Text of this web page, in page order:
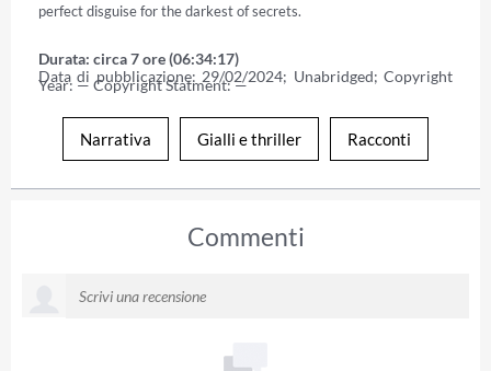
perfect disguise for the darkest of secrets.
Durata: circa 7 ore (06:34:17)
Data di pubblicazione: 29/02/2024; Unabridged; Copyright
Year: — Copyright Statment: —
Narrativa Gialli e thriller Racconti
Commenti